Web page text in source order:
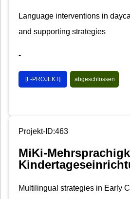
Language interventions in
and supporting strategies
-
[F-PROJEKT] abgeschlossen
Projekt-ID:463
MiKi-
Multilingual strategies in Early